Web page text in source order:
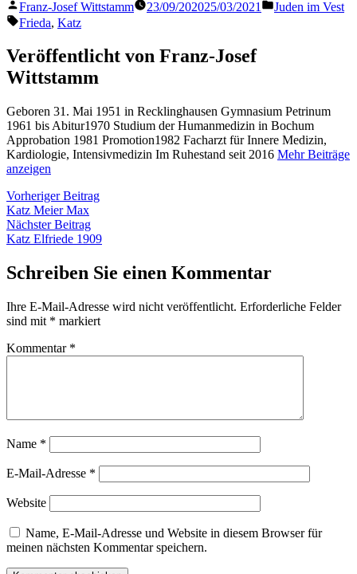
Veröffentlicht
von
Franz-Josef Wittstamm 23/09/202025/03/2021
Veröffentlicht
Juden im Vest
Schlagwörter:
Frieda, Katz
Veröffentlicht von Franz-Josef
Wittstamm
Geboren 31. Mai 1951 in Recklinghausen Gymnasium Petrinum
1961 bis Abitur1970 Studium der Humanmedizin in Bochum
Approbation 1981 Promotion1982 Facharzt für Innere Medizin,
Kardiologie, Intensivmedizin Im Ruhestand seit 2016 Mehr Beiträge
anzeigen
Beitragsnavigation
Vorheriger BeitragVorheriger
Katz Meier Max
Nächster BeitragNächster
Beitrag:
Katz Elfriede 1909
Schreiben Sie einen Kommentar
Ihre E-Mail-Adresse wird nicht veröffentlicht. Erforderliche Felder
sind mit * markiert
Kommentar *
Name *
E-Mail-Adresse *
Website
Name, E-Mail-Adresse und Website in diesem Browser für
meinen nächsten Kommentar speichern.